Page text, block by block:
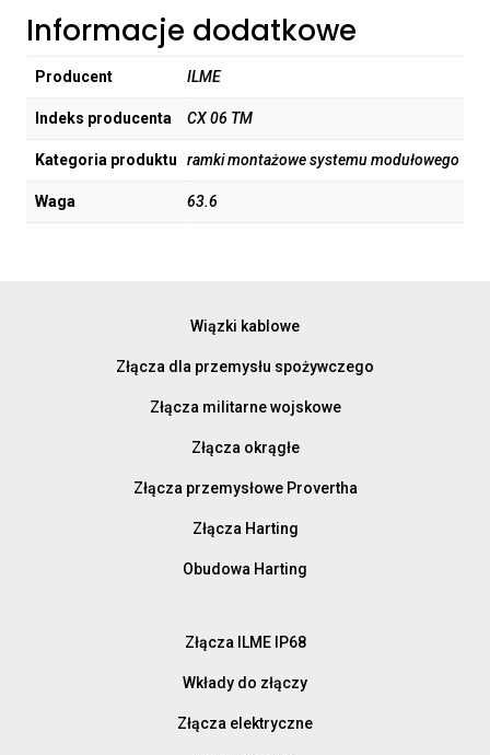
Informacje dodatkowe
Producent ILME
Indeks producenta CX 06 TM
Kategoria produktu ramki montażowe systemu modułowego
Waga 63.6
Wiązki kablowe
Złącza dla przemysłu spożywczego
Złącza militarne wojskowe
Złącza okrągłe
Złącza przemysłowe Provertha
Złącza Harting
Obudowa Harting
Złącza ILME IP68
Wkłady do złączy
Złącza elektryczne